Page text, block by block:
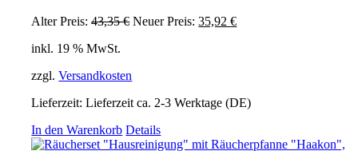
Alter Preis: 43,35€ Ursprünglicher
Neuer Preis: 35,92€Aktueller
inkl. 19 % MwSt.
zzgl.Versandkosten
Lieferzeit:Lieferzeit ca. 2-3 Werktage (DE)
In den Warenkorb Details